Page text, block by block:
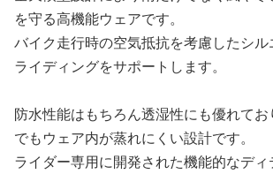
を守る高機能ウェアです。
バイク走行時の空気抵抗を考慮したシ
ライディングをサポートします。
防水性能はもちろん透湿性にも優れて
でもウェア内が蒸れにくい設計です。
ライダー専用に開発された機能的なデ